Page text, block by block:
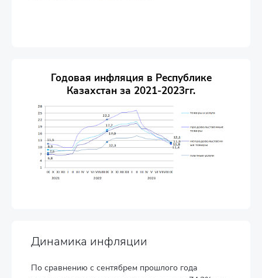
Годовая инфляция в Республике
Казахстан за 2021-2023гг.
Динамика инфляции
По сравнению с сентябрем прошлого года